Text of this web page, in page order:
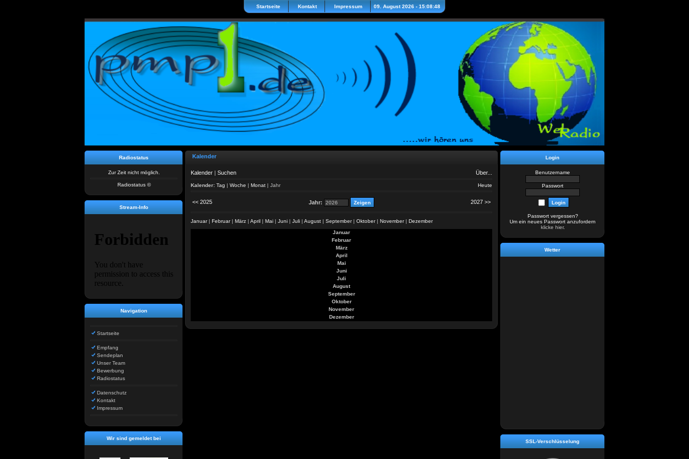
Startseite Kontakt Impressum 09. August 2026 - 15:08:48
Radiostatus
Zur Zeit nicht möglich.
Radiostatus ©
Stream-Info
Navigation
Startseite
Empfang
Sendeplan
Unser Team
Bewerbung
Radiostatus
Datenschutz
Kontakt
Impressum
Wir sind gemeldet bei
Kalender
Kalender | Suchen Über...
Kalender: Tag | Woche | Monat | Jahr Heute
<< 2025 Jahr: 2027 >>
Januar| Februar| März | April | Mai | Juni | Juli | August | September| Oktober| November| Dezember
Januar
Februar
März
April
Mai
Juni
Juli
August
September
Oktober
November
Dezember
Login
Benutzername
Passwort
Passwort vergessen?
Um ein neues Passwort anzufordern
klicke hier.
Wetter
SSL-Verschlüsselung